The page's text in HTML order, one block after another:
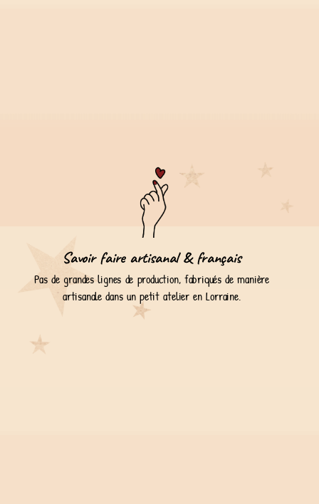
Savoir faire artisanal & français
Pas de grandes lignes de production, fabriqués de manière
artisanale dans un petit atelier en Lorraine.